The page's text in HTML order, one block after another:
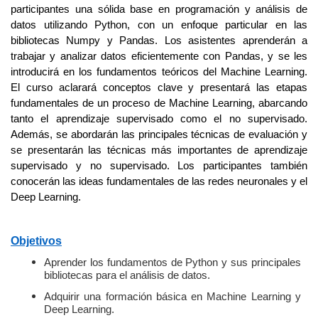
participantes una sólida base en programación y análisis de
datos utilizando Python, con un enfoque particular en las
bibliotecas Numpy y Pandas. Los asistentes aprenderán a
trabajar y analizar datos eficientemente con Pandas, y se les
introducirá en los fundamentos teóricos del Machine Learning.
El curso aclarará conceptos clave y presentará las etapas
fundamentales de un proceso de Machine Learning, abarcando
tanto el aprendizaje supervisado como el no supervisado.
Además, se abordarán las principales técnicas de evaluación y
se presentarán las técnicas más importantes de aprendizaje
supervisado y no supervisado. Los participantes también
conocerán las ideas fundamentales de las redes neuronales y el
Deep Learning.
Objetivos
Aprender los fundamentos de Python y sus principales
bibliotecas para el análisis de datos.
Adquirir una formación básica en Machine Learning y
Deep Learning.